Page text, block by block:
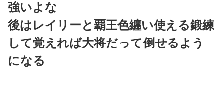
強いよな
後はレイリーと覇王色纒い使える鍛練
して覚えれば大将だって倒せるよう
になる